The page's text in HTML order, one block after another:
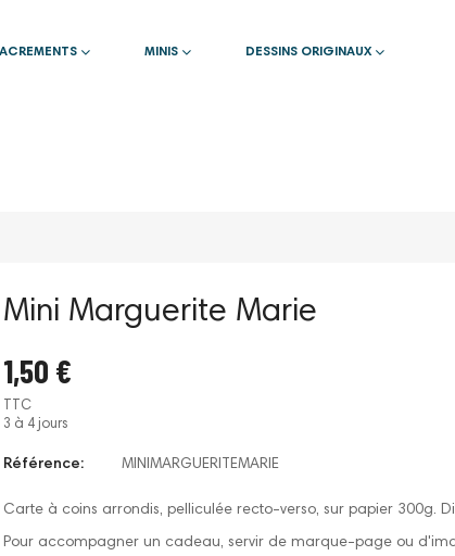
MINIS DESSINS ORIGINAUX
Mini Marguerite Marie
1,50 €
TTC
3 à 4 jours
Référence: MINIMARGUERITEMARIE
Carte à coins arrondis, pelliculée recto-verso, sur papier 300g.
Pour accompagner un cadeau, servir de marque-page ou